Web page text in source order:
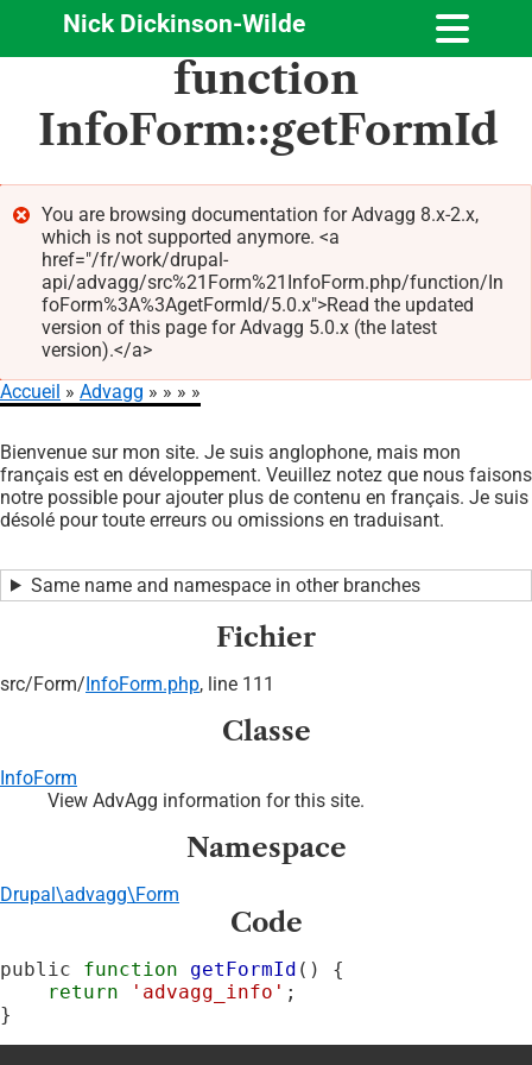
Aller
contenu
principal
Nick Dickinson-Wilde
function
InfoForm::getFormId
Message
d'erreur
You are browsing documentation for Advagg 8.x-2.x,
which is not supported anymore. <a
href="/fr/work/drupal-
api/advagg/src%21Form%21InfoForm.php/function/In
foForm%3A%3AgetFormId/5.0.x">Read the updated
version of this page for Advagg 5.0.x (the latest
version).</a>
d'Ariane
Accueil Advagg
Bienvenue sur mon site. Je suis anglophone, mais mon
français est en développement. Veuillez notez que nous faisons
notre possible pour ajouter plus de contenu en français. Je suis
désolé pour toute erreurs ou omissions en traduisant.
Same name and namespace in other branches
Fichier
src/Form/InfoForm.php, line 111
Classe
InfoForm
View AdvAgg information for this site.
Namespace
Drupal\advagg\Form
Code
public function getFormId () {
return
'advagg_info' ;
}